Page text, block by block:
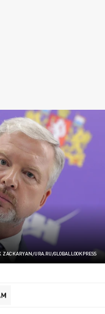
URA.RU/GLOBALLOOKPRESS